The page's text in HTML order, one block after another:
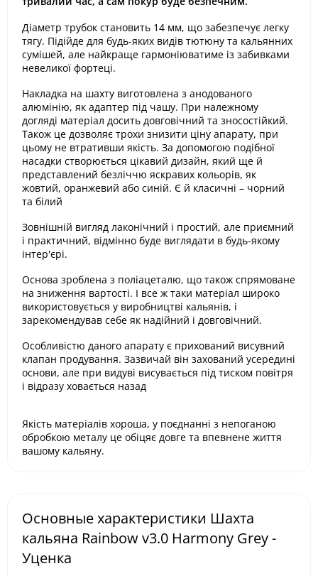
Діаметр трубок становить 14 мм, що забезпечує легку
тягу. Підійде для будь-яких видів тютюну та кальянних
сумішей, але найкраще гармоніюватиме із забивками
невеликої фортеці.
Накладка на шахту виготовлена з анодованого
алюмінію, як адаптер під чашу. При належному
догляді матеріал досить довговічний та зносостійкий.
Також це дозволяє трохи знизити ціну апарату, при
цьому не втративши якість. За допомогою подібної
насадки створюється цікавий дизайн, який ще й
представлений безліччю яскравих кольорів, як
жовтий, оранжевий або синій. Є й класичні – чорний
та білий
Зовнішній вигляд лаконічний і простий, але приємний
і практичний, відмінно буде виглядати в будь-якому
інтер'єрі.
Основа зроблена з поліацеталю, що також спрямоване
на зниження вартості. І все ж таки матеріал широко
використовується у виробництві кальянів, і
зарекомендував себе як надійний і довговічний.
Особливістю даного апарату є прихований висувний
клапан продування. Зазвичай він захований усередині
основи, але при видуві висувається під тиском повітря
і відразу ховається назад
Якість матеріалів хороша, у поєднанні з непоганою
обробкою металу це обіцяє довге та впевнене життя
вашому кальяну.
Основные характеристики Шахта
кальяна Rainbow v3.0 Harmony Grey -
Уценка